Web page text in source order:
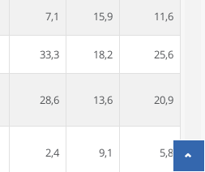
7,1 15,9 11,6
33,3 18,2 25,6
28,6 13,6 20,9
2,4 9,1 5,8